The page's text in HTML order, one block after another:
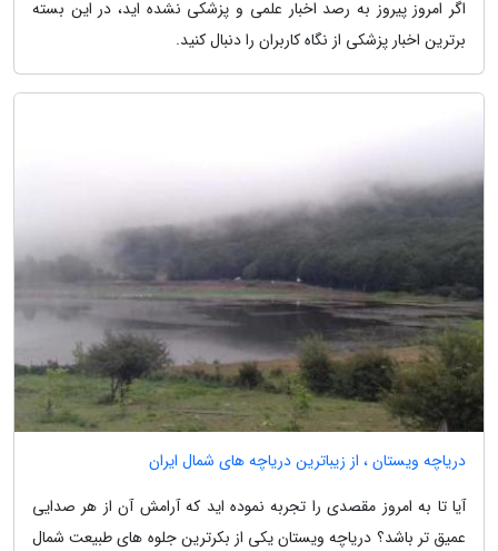
اگر امروز پیروز به رصد اخبار علمی و پزشکی نشده اید، در این بسته
برترین اخبار پزشکی از نگاه کاربران را دنبال کنید.
دریاچه ویستان ، از زیباترین دریاچه های شمال ایران
آیا تا به امروز مقصدی را تجربه نموده اید که آرامش آن از هر صدایی
عمیق تر باشد؟ دریاچه ویستان یکی از بکرترین جلوه های طبیعت شمال